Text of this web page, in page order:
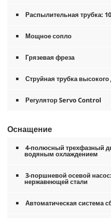
Распылительная трубка:
Мощное сопло
Грязевая фреза
Струйная трубка
Регулятор Servo Control
Оснащение
4-полюсный трехфазный
водяным охлаждением
3-поршневой осевой
нержавеющей стали
Автоматическая система